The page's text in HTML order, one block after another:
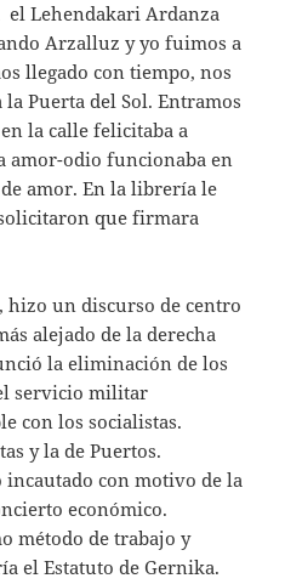
el Lehendakari Ardanza
Arzalluz y yo fuimos a
llegado con tiempo, nos
​la Puerta del Sol. Entramos
la calle felicitaba a
amor-odio funcionaba en
amor. En la librería le
que firmara
un discurso de centro
alejado de la derecha
la eliminación de los
servicio militar
con los socialistas.
y la de Puertos.
con motivo de la
económico.
método de trabajo y
el Estatuto de Gernika.